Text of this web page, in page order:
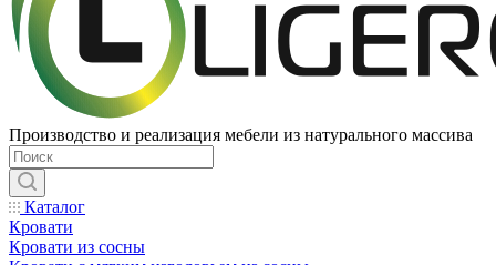
Производство и реализация мебели из натурального массива
Каталог
Кровати
Кровати из сосны